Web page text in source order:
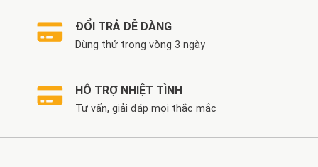
ĐỔI TRẢ DỄ DÀNG
Dùng thử trong vòng 3 ngày
HỖ TRỢ NHIỆT TÌNH
Tư vấn, giải đáp mọi thắc mắc